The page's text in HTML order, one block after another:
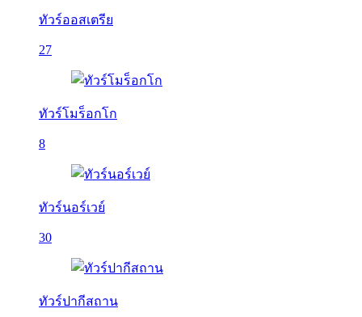
ทัวร์ออสเตรีย
27
ทัวร์โมร็อกโก
8
ทัวร์นอร์เวย์
30
ทัวร์ปากีสถาน